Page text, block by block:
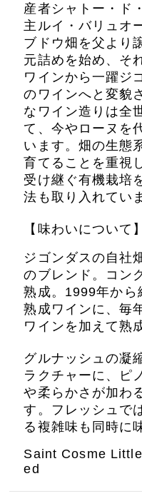
産者シャトー・ド
主ルイ・バリュオ
ブドウ畑を父より
元詰めを始め、そ
ワインから一躍ジ
のワインへと変貌
なワイン造りは全
て、今やローヌを
います。畑の生態
育てることを重視
受け継ぐ有機栽培
法も取り入れてい
【味わいについて】
ジゴンダスの自社
のブレンド。コン
熟成。1999年から
熟成ワインに、毎
ワインを加えて熟
グルナッシュの凝
ラクチャーに、ピ
や柔らかさが加わ
す。フレッシュで
る複雑味も同時に
Saint Cosme
ed